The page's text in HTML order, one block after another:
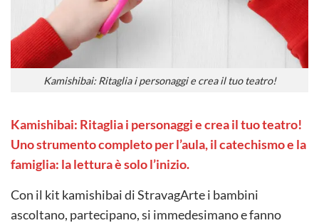
Kamishibai: Ritaglia i personaggi e crea il tuo teatro!
Kamishibai: Ritaglia i personaggi e crea il tuo teatro!
Uno strumento completo per l’aula, il catechismo e la
famiglia: la lettura è solo l’inizio.
Con il kit kamishibai di StravagArte i bambini
ascoltano, partecipano, si immedesimano e fanno